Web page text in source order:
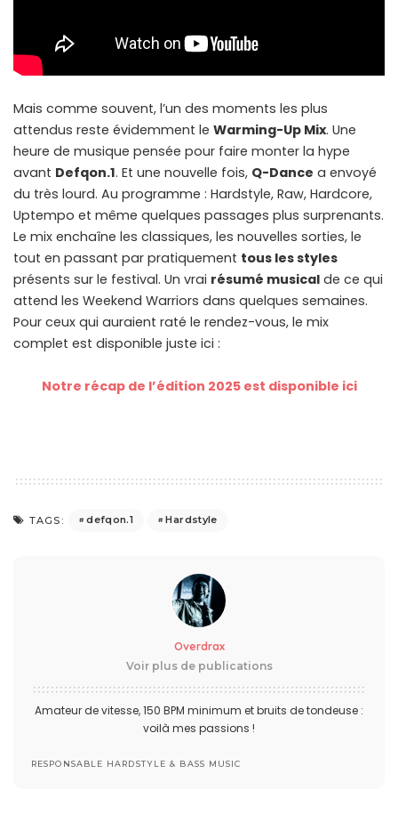
Mais comme souvent, l’un des moments les plus
attendus reste évidemment le Warming-Up Mix. Une
heure de musique pensée pour faire monter la hype
avant Defqon.1. Et une nouvelle fois, Q-Dance a envoyé
du très lourd. Au programme : Hardstyle, Raw, Hardcore,
Uptempo et même quelques passages plus surprenants.
Le mix enchaîne les classiques, les nouvelles sorties, le
tout en passant par pratiquement tous les styles
présents sur le festival. Un vrai résumé musical de ce qui
attend les Weekend Warriors dans quelques semaines.
Pour ceux qui auraient raté le rendez-vous, le mix
complet est disponible juste ici :
Notre récap de l’édition 2025 est disponible ici
TAGS: defqon.1 Hardstyle
Overdrax
Voir plus de publications
Amateur de vitesse, 150 BPM minimum et bruits de tondeuse :
voilà mes passions !
RESPONSABLE HARDSTYLE & BASS MUSIC